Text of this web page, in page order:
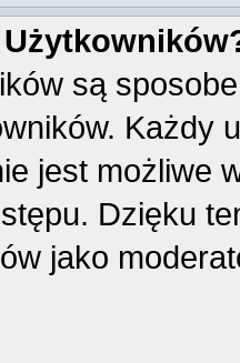
są
Każdy
jest możliwe
Dzięku
jako